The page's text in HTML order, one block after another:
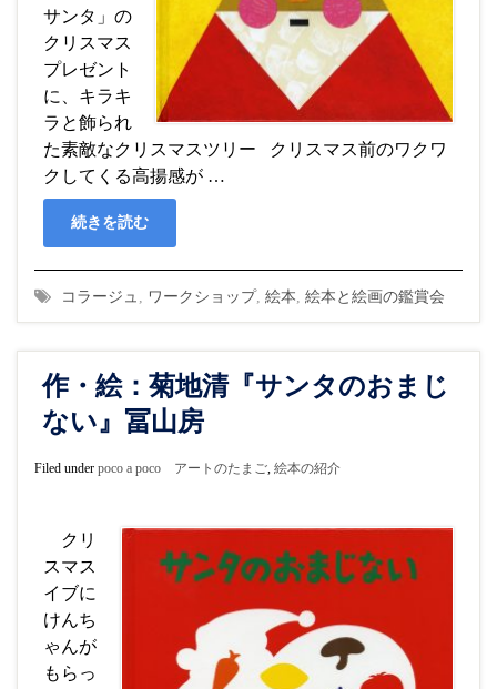
サンタ」の
クリスマス
プレゼント
に、キラキ
ラと飾られ
た素敵なクリスマスツリー クリスマス前のワクワ
クしてくる高揚感が …
続きを読む
コラージュ ワークショップ, 絵本 絵本と絵画の鑑賞会
作・絵：菊地清『サンタのおまじ
ない』冨山房
Filed under poco a poco アートのたまご, 絵本の紹介
クリ
スマス
イブに
けんち
ゃんが
もらっ